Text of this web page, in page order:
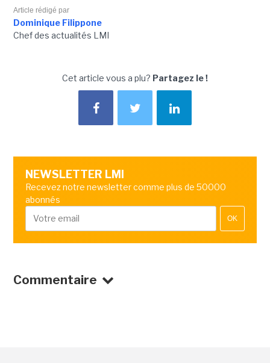
Article rédigé par
Dominique Filippone
Chef des actualités LMI
Cet article vous a plu? Partagez le !
NEWSLETTER LMI
Recevez notre newsletter comme plus de 50000
abonnés
OK
Commentaire